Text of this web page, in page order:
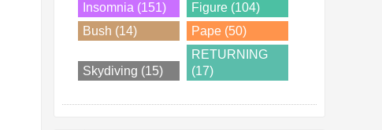
Insomnia (151)
Figure (104)
Bush (14)
Pape (50)
Skydiving (15)
RETURNING
(17)